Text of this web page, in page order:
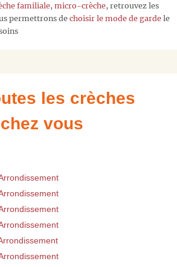
familiale, micro-crèche, retrouvez les
permettrons de choisir le mode de garde le
les crèches
vous